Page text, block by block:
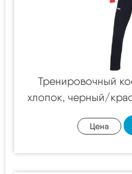
Тренировочный
хлопок, черный/
Цена